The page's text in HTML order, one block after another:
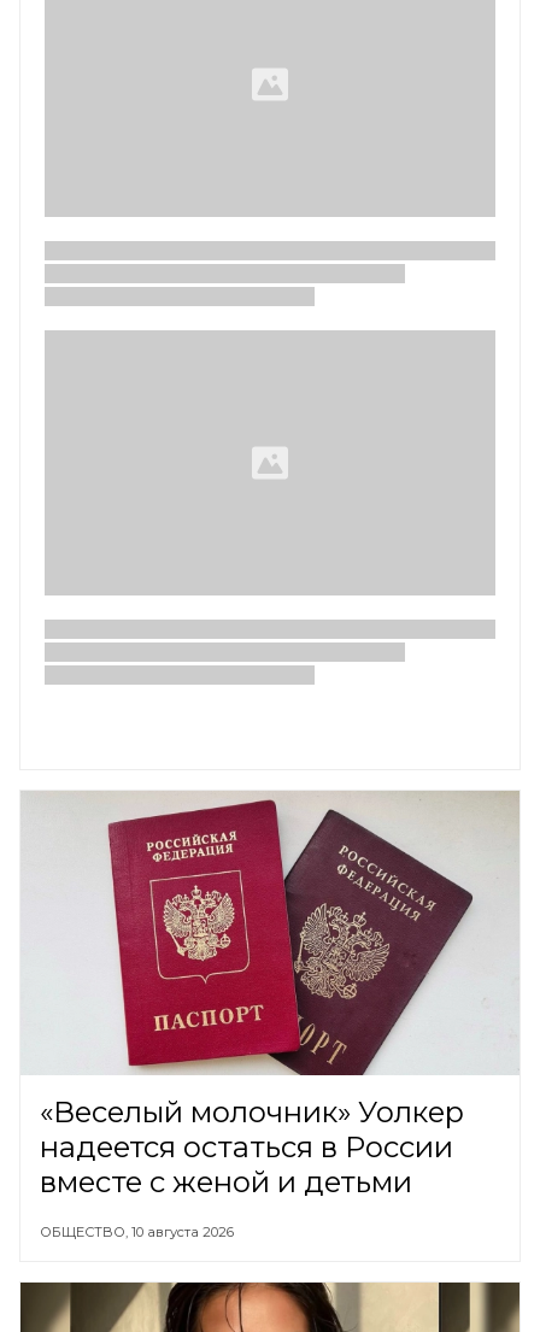
«Веселый молочник» Уолкер
надеется остаться в России
вместе с женой и детьми
ОБЩЕСТВО, 10 августа 2026